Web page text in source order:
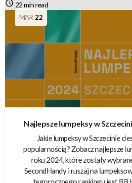
MAR 22
22 min read
Najlepsze lumpeksy w
Jakie lumpeksy w Szczecinie
popularnością? Zobacz najlepsze
roku 2024, które zostały
SecondHandy i ruszaj na